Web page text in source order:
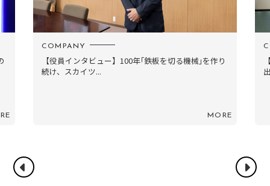
COMPANY
【新プロダクト開発者対談】職種横断チームが生み
出した“高級車のよう...
MORE